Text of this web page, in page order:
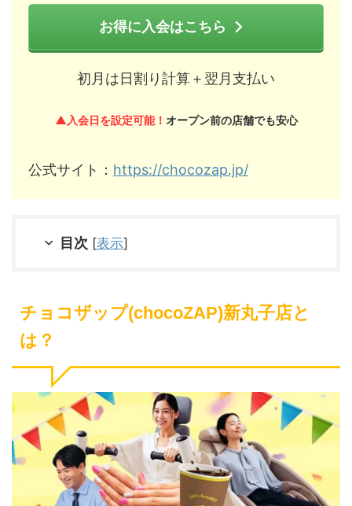
お得に入会はこちら
初月は日割り計算＋翌月支払い
▲入会日を設定可能！ オープン前の店舗でも安心
公式サイト： https://chocozap.jp/
目次 [表示]
チョコザップ(chocoZAP)新丸子店と
は？